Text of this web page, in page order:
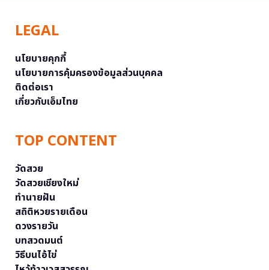
LEGAL
นโยบายคุกกี้
นโยบายการคุ้มครองข้อมูลส่วนบุคคล
ติดต่อเรา
เกี่ยวกับเอ็มไทย
TOP CONTENT
วัดสวย
วัดสวยเชียงใหม่
ทำนายฝัน
สถิติหวยรายเดือน
ดวงรายวัน
บทสวดมนต์
วิธีบนไอ้ไข่